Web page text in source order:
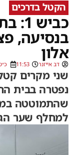
הקטל בדרכים
בנסיעה,
אלון
דב אייזנר 11:53 כ״ט
נפטרה בבית
למחלף שער